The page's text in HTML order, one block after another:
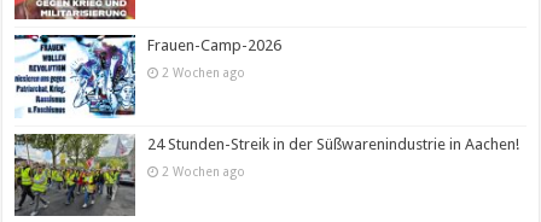
Frauen-Camp-2026
2 Wochen ago
24 Stunden-Streik in der Süßwarenindustrie in Aachen!
2 Wochen ago